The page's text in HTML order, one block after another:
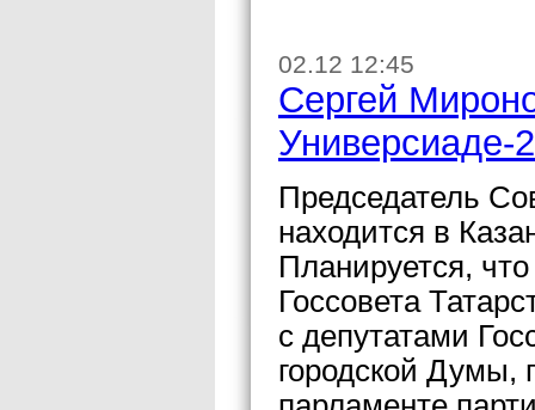
02.12 12:45
Сергей
Универсиаде-
Председатель
находится в
Планируется,
Госсовета
с депутатами
городской Думы,